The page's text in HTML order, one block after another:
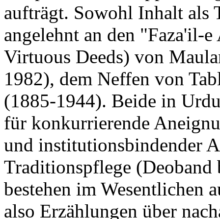
aufträgt. Sowohl Inhalt als
angelehnt an den "Faza'il-
Virtuous Deeds) von
1982), dem Neffen von
(1885-1944). Beide in
für konkurrierende
und institutionsbindender
Traditionspflege
bestehen im Wesentlichen
also Erzählungen über